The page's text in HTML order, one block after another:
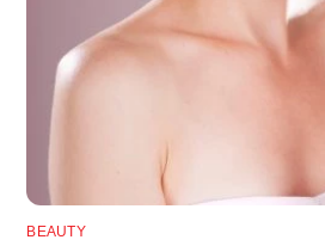
BEAUTY